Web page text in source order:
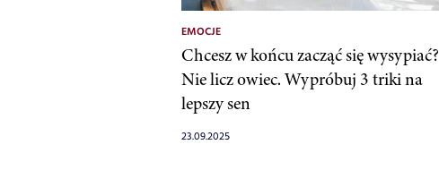
EMOCJE
Chcesz w końcu zacząć się wysypiać?
Nie licz owiec. Wypróbuj 3 triki na
lepszy sen
23.09.2025